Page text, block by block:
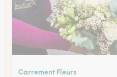
Carrement Fleurs